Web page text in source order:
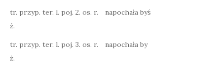
tr. przyp. ter. l. poj. 2. os. r.
ż.
napochała byś
tr. przyp. ter. l. poj. 3. os. r.
ż.
napochała by